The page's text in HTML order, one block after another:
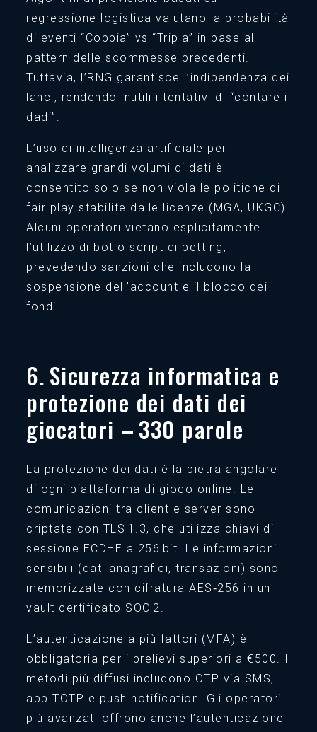
regressione logistica valutano la probabilità
di eventi “Coppia” vs “Tripla” in base al
pattern delle scommesse precedenti.
Tuttavia, l’RNG garantisce l’indipendenza dei
lanci, rendendo inutili i tentativi di “contare i
dadi”.
L’uso di intelligenza artificiale per
analizzare grandi volumi di dati è
consentito solo se non viola le politiche di
fair play stabilite dalle licenze (MGA, UKGC).
Alcuni operatori vietano esplicitamente
l’utilizzo di bot o script di betting,
prevedendo sanzioni che includono la
sospensione dell’account e il blocco dei
fondi.
6. Sicurezza informatica e
protezione dei dati dei
giocatori – 330 parole
La protezione dei dati è la pietra angolare
di ogni piattaforma di gioco online. Le
comunicazioni tra client e server sono
criptate con TLS 1.3, che utilizza chiavi di
sessione ECDHE a 256 bit. Le informazioni
sensibili (dati anagrafici, transazioni) sono
memorizzate con cifratura AES‑256 in un
vault certificato SOC 2.
L’autenticazione a più fattori (MFA) è
obbligatoria per i prelievi superiori a €500. I
metodi più diffusi includono OTP via SMS,
app TOTP e push notification. Gli operatori
più avanzati offrono anche l’autenticazione